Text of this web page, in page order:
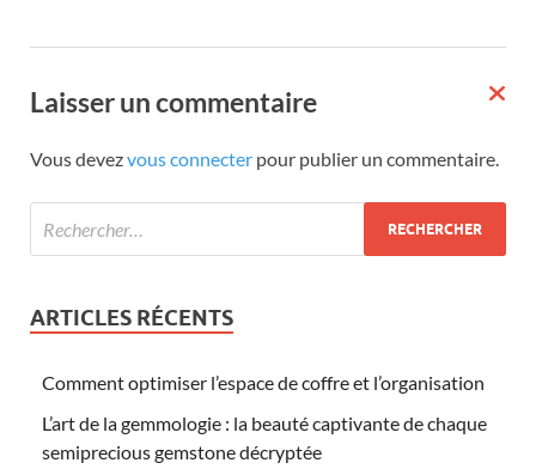
Laisser un commentaire
Vous devezvous connecter pour publier un commentaire.
ARTICLES RÉCENTS
Comment optimiser l’espace de coffre et l’organisation
L’art de la gemmologie : la beauté captivante de chaque
semiprecious gemstone décryptée